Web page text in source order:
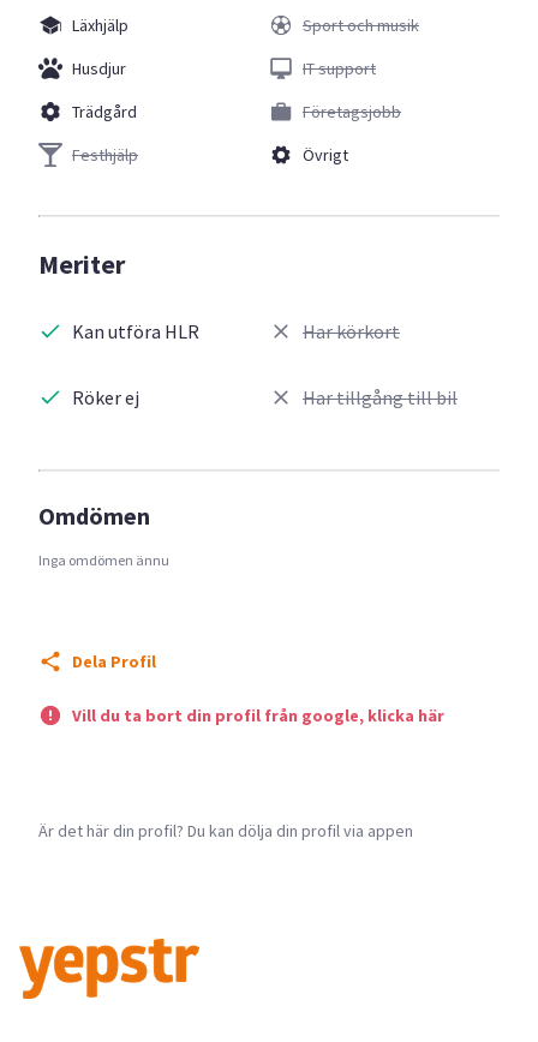
Läxhjälp
Husdjur
Trädgård
Festhjälp
Sport och musik
IT support
Företagsjobb
Övrigt
Meriter
Kan utföra HLR
Röker ej
Har körkort
Har tillgång till bil
Omdömen
Inga omdömen ännu
Dela Profil
Vill du ta bort din profil från google, klicka här
Är det här din profil? Du kan dölja din profil via appen